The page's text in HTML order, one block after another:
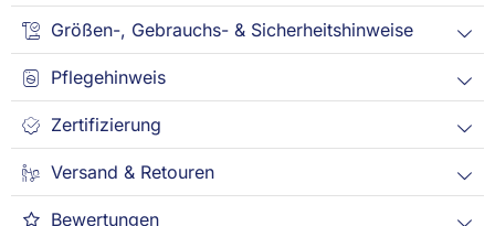
Größen-, Gebrauchs- & Sicherheitshinweise
Pflegehinweis
Zertifizierung
Versand & Retouren
Bewertungen